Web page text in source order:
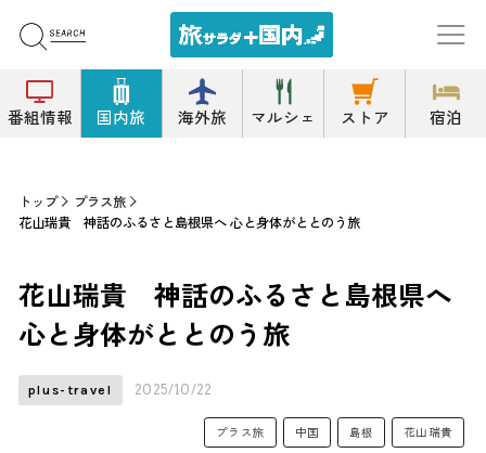
番組情報 国内旅 海外旅 マルシェ ストア 宿泊
トップ
プラス旅
花山瑞貴 神話のふるさと島根県へ 心と身体がととのう旅
花山瑞貴 神話のふるさと島根県へ
心と身体がととのう旅
plus-travel 2025/10/22
プラス旅 中国 島根 花山瑞貴